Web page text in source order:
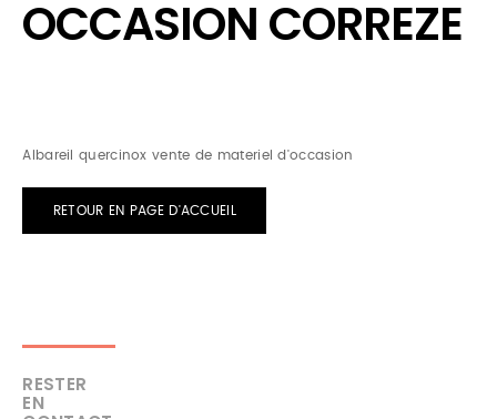
OCCASION CORREZE
Albareil quercinox vente de materiel d'occasion
RETOUR EN PAGE D'ACCUEIL
RESTER
EN